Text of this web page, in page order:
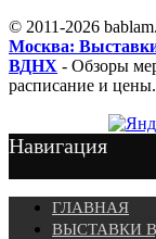
© 2011-2026
Москва:
ВДНХ - Обзоры
расписание и
Навигация
ГЛАВНАЯ
ВЫСТАВКИ